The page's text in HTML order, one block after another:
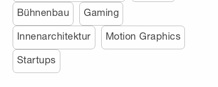
Bühnenbau Gaming
Innenarchitektur Motion Graphics
Startups